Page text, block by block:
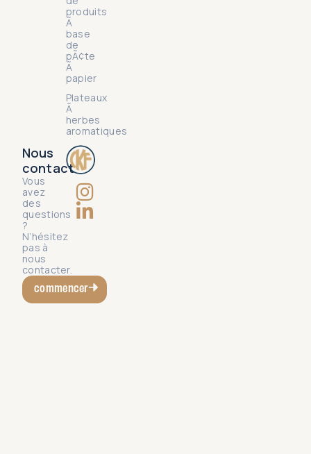
produits
Ã
base
de
pÃ¢te
Ã
papier
Plateaux
Ã
herbes
aromatiques
Nous
contact
Vous
avez
des
questions
?
N’hésitez
pas à
nous
contacter.
commencer